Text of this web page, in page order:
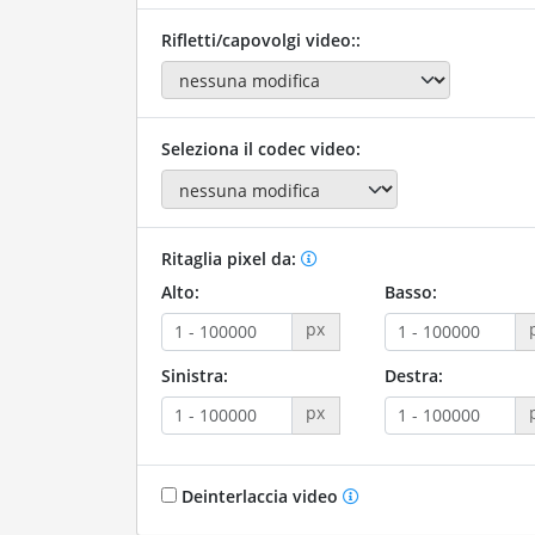
Rifletti/capovolgi video::
Seleziona il codec video:
Ritaglia pixel da:
Alto:
px
Basso:
Sinistra:
px
Destra:
Deinterlaccia video